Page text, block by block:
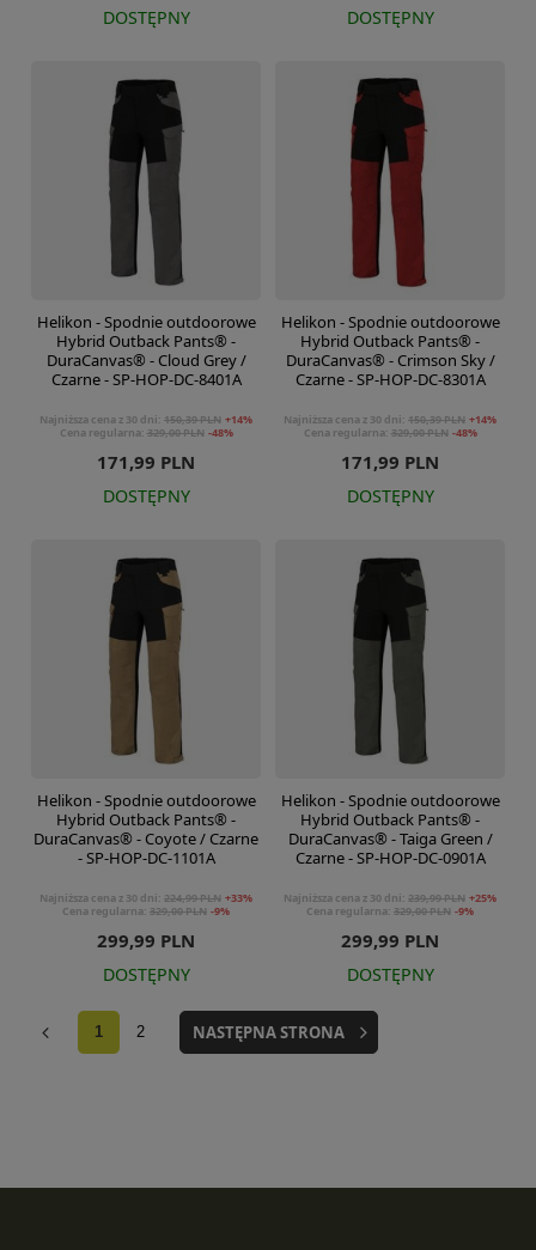
DOSTĘPNY DOSTĘPNY
Helikon - Spodnie outdoorowe
Hybrid Outback Pants® -
DuraCanvas® - Cloud Grey /
Czarne - SP-HOP-DC-8401A
171,99 PLN
Najniższa cena z 30 dni: 150,39 PLN +14%
Cena regularna: 329,00 PLN -48%
DOSTĘPNY
Helikon - Spodnie outdoorowe
Hybrid Outback Pants® -
DuraCanvas® - Crimson Sky /
Czarne - SP-HOP-DC-8301A
171,99 PLN
Najniższa cena z 30 dni: 150,39 PLN +14%
Cena regularna: 329,00 PLN -48%
DOSTĘPNY
Helikon - Spodnie outdoorowe
Hybrid Outback Pants® -
DuraCanvas® - Coyote / Czarne
- SP-HOP-DC-1101A
299,99 PLN
Najniższa cena z 30 dni: 224,99 PLN +33%
Cena regularna: 329,00 PLN -9%
DOSTĘPNY
Helikon - Spodnie outdoorowe
Hybrid Outback Pants® -
DuraCanvas® - Taiga Green /
Czarne - SP-HOP-DC-0901A
299,99 PLN
Najniższa cena z 30 dni: 239,99 PLN +25%
Cena regularna: 329,00 PLN -9%
DOSTĘPNY
1 2 NASTĘPNA STRONA